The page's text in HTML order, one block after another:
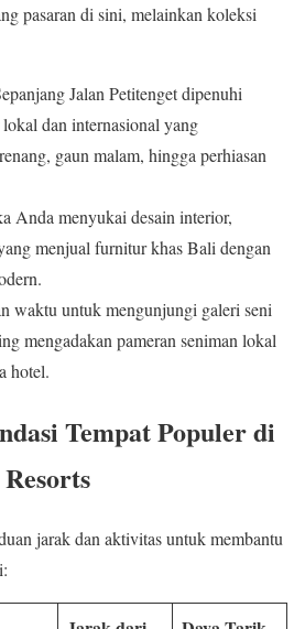
pasaran di sini, melainkan koleksi
Jalan Petitenget dipenuhi
dan internasional yang
gaun malam, hingga perhiasan
Anda menyukai desain interior,
menjual furnitur khas Bali dengan
waktu untuk mengunjungi galeri seni
mengadakan pameran seniman lokal
hotel.
Tempat Populer di
jarak dan aktivitas untuk membantu